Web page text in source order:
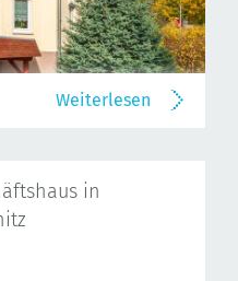
Weiterlesen
in